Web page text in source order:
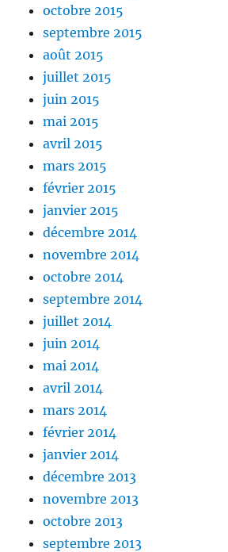
octobre 2015
septembre 2015
août 2015
juillet 2015
juin 2015
mai 2015
avril 2015
mars 2015
février 2015
janvier 2015
décembre 2014
novembre 2014
octobre 2014
septembre 2014
juillet 2014
juin 2014
mai 2014
avril 2014
mars 2014
février 2014
janvier 2014
décembre 2013
novembre 2013
octobre 2013
septembre 2013